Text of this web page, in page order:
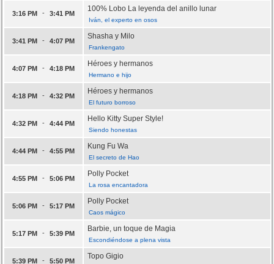
3:16 PM - 3:41 PM
100% Lobo La leyenda del anillo lunar
Iván, el experto en osos
3:41 PM - 4:07 PM
Shasha y Milo
Frankengato
4:07 PM - 4:18 PM
Héroes y hermanos
Hermano e hijo
4:18 PM - 4:32 PM
Héroes y hermanos
El futuro borroso
4:32 PM - 4:44 PM
Hello Kitty Super Style!
Siendo honestas
4:44 PM - 4:55 PM
Kung Fu Wa
El secreto de Hao
4:55 PM - 5:06 PM
Polly Pocket
La rosa encantadora
5:06 PM - 5:17 PM
Polly Pocket
Caos mágico
5:17 PM - 5:39 PM
Barbie, un toque de Magia
Escondiéndose a plena vista
5:39 PM - 5:50 PM
Topo Gigio